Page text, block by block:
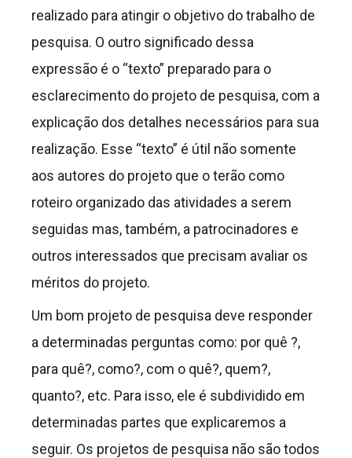
realizado para atingir o objetivo do trabalho de
pesquisa. O outro significado dessa
expressão é o “texto” preparado para o
esclarecimento do projeto de pesquisa, com a
explicação dos detalhes necessários para sua
realização. Esse “texto” é útil não somente
aos autores do projeto que o terão como
roteiro organizado das atividades a serem
seguidas mas, também, a patrocinadores e
outros interessados que precisam avaliar os
méritos do projeto.
Um bom projeto de pesquisa deve responder
a determinadas perguntas como: por quê ?,
para quê?, como?, com o quê?, quem?,
quanto?, etc. Para isso, ele é subdividido em
determinadas partes que explicaremos a
seguir. Os projetos de pesquisa não são todos